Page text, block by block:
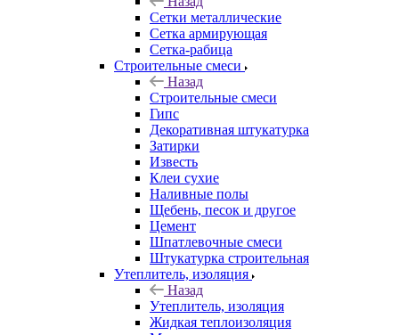
Сетки металлические
Сетка армирующая
Сетка-рабица
Строительные смеси
Назад
Строительные смеси
Гипс
Декоративная штукатурка
Затирки
Известь
Клеи сухие
Наливные полы
Щебень, песок и другое
Цемент
Шпатлевочные смеси
Штукатурка строительная
Утеплитель, изоляция
Назад
Утеплитель, изоляция
Жидкая теплоизоляция